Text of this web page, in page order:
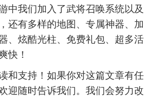
中我们加入了武将召唤系统以及
还有多样的地图、专属神器、加
、炫酷光柱、免费礼包、超多活
快！
和支持！如果你对这篇文章有任
迎随时告诉我们。我们会努力改